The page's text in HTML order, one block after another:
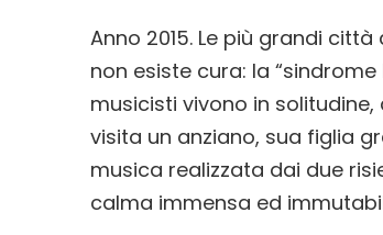
Anno 2015. Le più grandi
non esiste cura: la
musicisti vivono in
visita un anziano, sua figlia
musica realizzata dai due
calma immensa ed